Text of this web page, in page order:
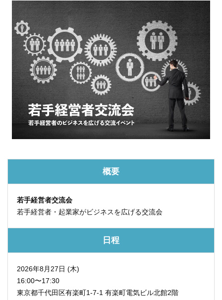
概要
若手経営者交流会
若手経営者・起業家がビジネスを広げる交流会
日程
2026年8月27日 (木)
16:00〜17:30
東京都千代田区有楽町1-7-1 有楽町電気ビル北館2階